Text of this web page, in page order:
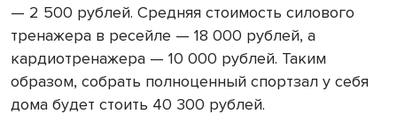
— 2 500 рублей. Средняя стоимость силового
тренажера в ресейле — 18 000 рублей, а
кардиотренажера — 10 000 рублей. Таким
образом, собрать полноценный спортзал у себя
дома будет стоить 40 300 рублей.